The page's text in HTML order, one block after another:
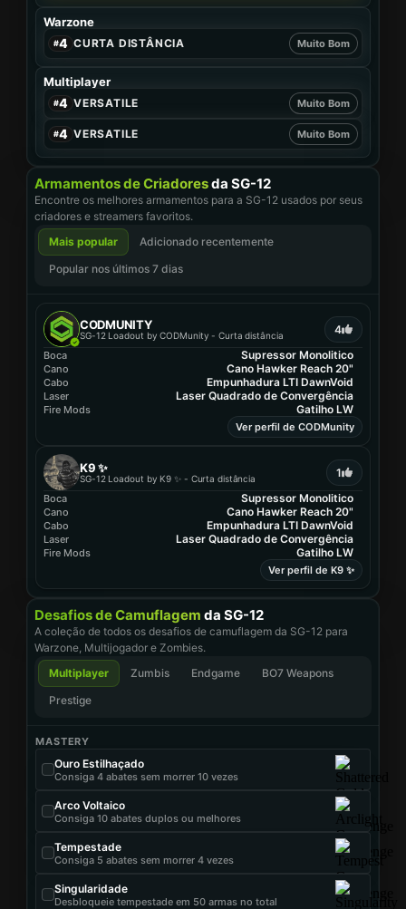
Warzone
#4 CURTA DISTÂNCIA Muito Bom
Multiplayer
#4 VERSATILE Muito Bom
#4 VERSATILE Muito Bom
Armamentos de Criadoresda SG-12
Encontre os melhores armamentos para a SG-12 usados por seus
criadores e streamers favoritos.
Mais popular
Adicionado recentemente
Popular nos últimos 7 dias
CODMUNITY
SG-12 Loadout by CODMunity - Curta distância 4
Boca Supressor Monolitico
Cano Cano Hawker Reach 20"
Cabo Empunhadura LTI DawnVoid
Laser Laser Quadrado de Convergência
Fire Mods Gatilho LW
Ver perfil de CODMunity
K9 ✨
SG-12 Loadout by K9 ✨ - Curta distância 1
Boca Supressor Monolitico
Cano Cano Hawker Reach 20"
Cabo Empunhadura LTI DawnVoid
Laser Laser Quadrado de Convergência
Fire Mods Gatilho LW
Ver perfil de K9 ✨
Desafios de Camuflagem da SG-12
A coleção de todos os desafios de camuflagem da SG-12 para
Warzone, Multijogador e Zombies.
Multiplayer
Zumbis Endgame
BO7 Weapons
Prestige
MASTERY
Ouro Estilhaçado
Consiga 4 abates sem morrer 10 vezes
Arco Voltaico
Consiga 10 abates duplos ou melhores
Tempestade
Consiga 5 abates sem morrer 4 vezes
Singularidade
Desbloqueie tempestade em 50 armas no total